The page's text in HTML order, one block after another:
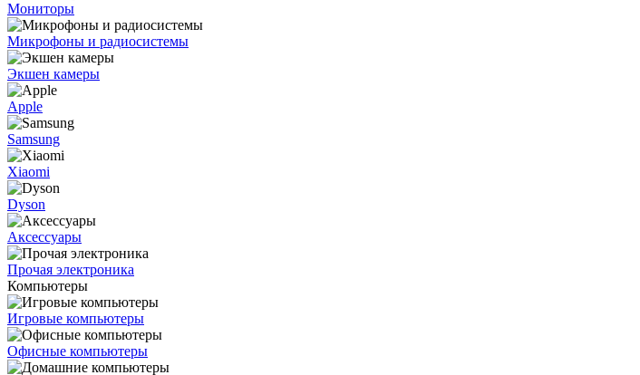
Мониторы
Микрофоны и радиосистемы
Экшен камеры
Apple
Samsung
Xiaomi
Dyson
Аксессуары
Прочая электроника
Компьютеры
Игровые компьютеры
Офисные компьютеры